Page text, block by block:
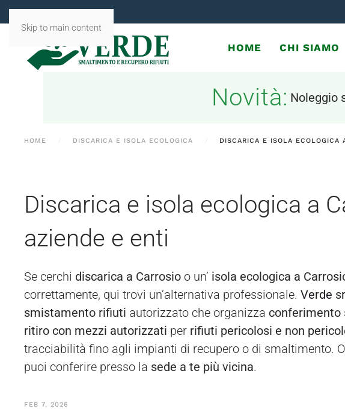
Skip to main content
HOME CHI SIAMO
Novità: Noleggio
HOME DISCARICA E ISOLA ECOLOGICA DISCARICA E ISOLA ECOLOGICA
Discarica e isola ecologica a
aziende e enti
Se cerchi discarica a Carrosio o un’ isola ecologica a
correttamente, qui trovi un’alternativa professionale. Verde
smistamento rifiuti autorizzato che organizza conferimento
ritiro con mezzi autorizzati per rifiuti pericolosi e non
tracciabilità fino agli impianti di recupero o di smaltimento.
puoi conferire presso la sede a te più vicina.
FEB 7, 2026